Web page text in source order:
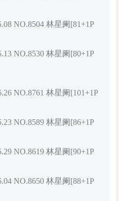
NO.8504 林星阑[81+1P
NO.8530 林星阑[80+1P
NO.8761 林星阑[101+1P
NO.8589 林星阑[86+1P
NO.8619 林星阑[90+1P
NO.8650 林星阑[88+1P